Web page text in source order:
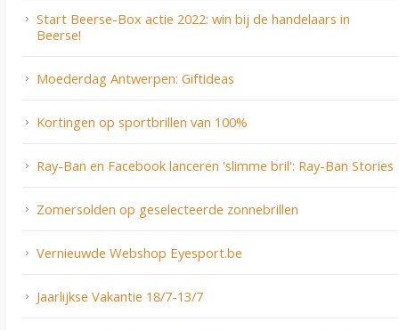
Start Beerse-Box actie 2022: win bij de handelaars in
Beerse!
Moederdag Antwerpen: Giftideas
Kortingen op sportbrillen van 100%
Ray-Ban en Facebook lanceren 'slimme bril': Ray-Ban Stories
Zomersolden op geselecteerde zonnebrillen
Vernieuwde Webshop Eyesport.be
Jaarlijkse Vakantie 18/7-13/7